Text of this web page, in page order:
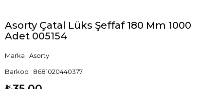
Asorty Çatal Lüks Şeffaf 180 Mm 1000
Adet 005154
Marka : Asorty
Barkod : 8681020440377